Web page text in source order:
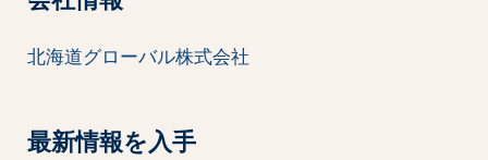
北海道グローバル株式会社
最新情報を入手